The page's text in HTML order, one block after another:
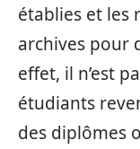
établies et les
archives pour
effet, il n’est
étudiants
des diplômes